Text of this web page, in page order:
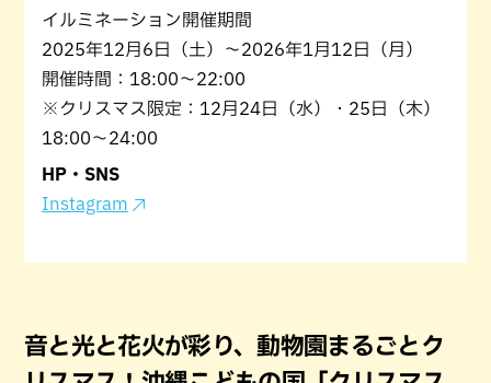
イルミネーション開催期間
2025年12月6日（土）〜2026年1月12日（月）
開催時間：18:00〜22:00
※クリスマス限定：12月24日（水）・25日（木）
18:00～24:00
HP・SNS
Instagram
音と光と花火が彩り、動物園まるごとク